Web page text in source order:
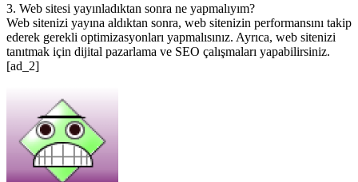
3. Web sitesi yayınladıktan sonra ne yapmalıyım?
Web sitenizi yayına aldıktan sonra, web sitenizin performansını takip
ederek gerekli optimizasyonları yapmalısınız. Ayrıca, web sitenizi
tanıtmak için dijital pazarlama ve SEO çalışmaları yapabilirsiniz.
[ad_2]